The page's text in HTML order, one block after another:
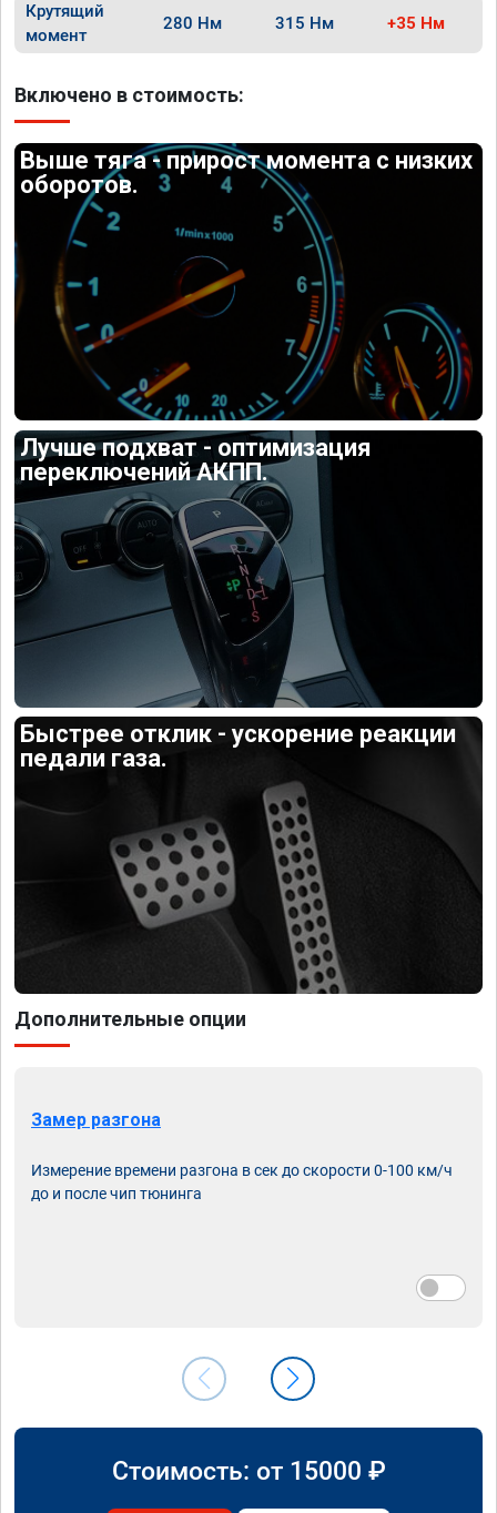
Крутящий
момент
280 Нм 315 Нм +35 Нм
Включено в стоимость:
Выше тяга - прирост момента с низких
оборотов.
Лучше подхват - оптимизация
переключений АКПП.
Быстрее отклик - ускорение реакции
педали газа.
Дополнительные опции
Замер разгона
Измерение времени разгона в сек до скорости 0-100 км/ч
до и после чип тюнинга
Стоимость: от 15000 ₽